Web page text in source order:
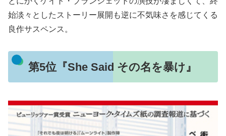
始淡々としたストーリー展開も逆に不気味さを感じてくる
良作サスペンス。
第5位『She Said その名を暴け』